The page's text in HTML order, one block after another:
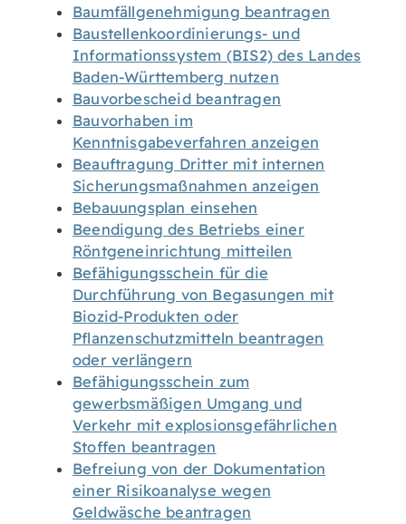
Baumfällgenehmigung beantragen
Baustellenkoordinierungs- und
Informationssystem (BIS2) des Landes
Baden-Württemberg nutzen
Bauvorbescheid beantragen
Bauvorhaben im
Kenntnisgabeverfahren anzeigen
Beauftragung Dritter mit internen
Sicherungsmaßnahmen anzeigen
Bebauungsplan einsehen
Beendigung des Betriebs einer
Röntgeneinrichtung mitteilen
Befähigungsschein für die
Durchführung von Begasungen mit
Biozid-Produkten oder
Pflanzenschutzmitteln beantragen
oder verlängern
Befähigungsschein zum
gewerbsmäßigen Umgang und
Verkehr mit explosionsgefährlichen
Stoffen beantragen
Befreiung von der Dokumentation
einer Risikoanalyse wegen
Geldwäsche beantragen